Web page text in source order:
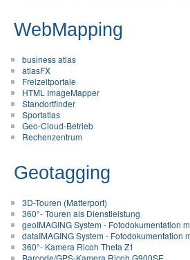
WebMapping
business atlas
atlasFX
Freizeitportale
HTML ImageMapper
Standortfinder
Sportatlas
Geo-Cloud-Betrieb
Rechenzentrum
Geotagging
3D-Touren (Matterport)
360°- Touren als Dienstleistung
geoIMAGING System - Fotodokumentation
dataIMAGING System - Fotodokumentation
360°- Kamera Ricoh Theta Z1
Barcode/GPS-Kamera Ricoh G900SE